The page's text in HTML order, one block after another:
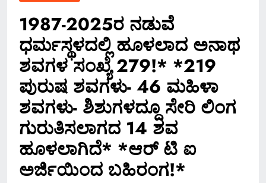
1987-2025ರ ನಡುವೆ
ಧರ್ಮಸ್ಥಳದಲ್ಲಿ ಹೂಳಲಾದ ಅನಾಥ
ಶವಗಳ ಸಂಖ್ಯೆ 279!* *219
ಪುರುಷ ಶವಗಳು- 46 ಮಹಿಳಾ
ಶವಗಳು- ಶಿಶುಗಳದ್ದೂ ಸೇರಿ ಲಿಂಗ
ಗುರುತಿಸಲಾಗದ 14 ಶವ
ಹೂಳಲಾಗಿದೆ* *ಆರ್ ಟಿ ಐ
ಅರ್ಜಿಯಿಂದ ಬಹಿರಂಗ!*